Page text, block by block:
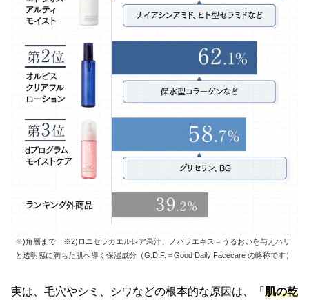
※)角層まで ※2)ロニセラカエルレア果汁、ノバラエキス＝うるおいを与えハリ
と透明感に満ちた肌へ導く保湿成分（G.D.F.＝Good Daily Facecare の略称です）
実は、毛穴やシミ、シワなどの根本的な原因は、「 肌の乾